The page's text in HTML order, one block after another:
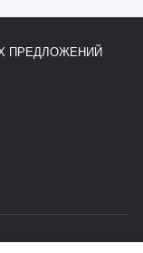
ПРЕДЛОЖЕНИЙ